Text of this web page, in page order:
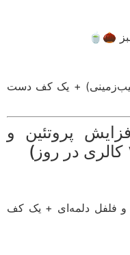
+ یک کف دست
۶ تا ۱۰: افزایش پروتئین و
دلمه‌ای + یک کف